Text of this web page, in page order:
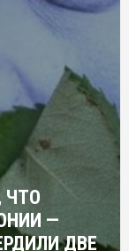
ЧТО
—
ДВЕ